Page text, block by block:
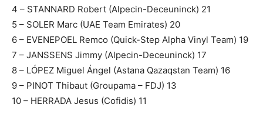
4 – STANNARD Robert (Alpecin-Deceuninck) 21
5 – SOLER Marc (UAE Team Emirates) 20
6 – EVENEPOEL Remco (Quick-Step Alpha Vinyl Team) 19
7 – JANSSENS Jimmy (Alpecin-Deceuninck) 17
8 – LÓPEZ Miguel Ángel (Astana Qazaqstan Team) 16
9 – PINOT Thibaut (Groupama – FDJ) 13
10 – HERRADA Jesus (Cofidis) 11